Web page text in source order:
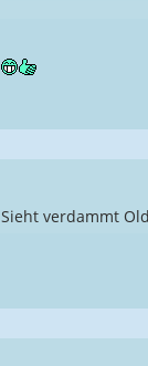
Sieht verdammt